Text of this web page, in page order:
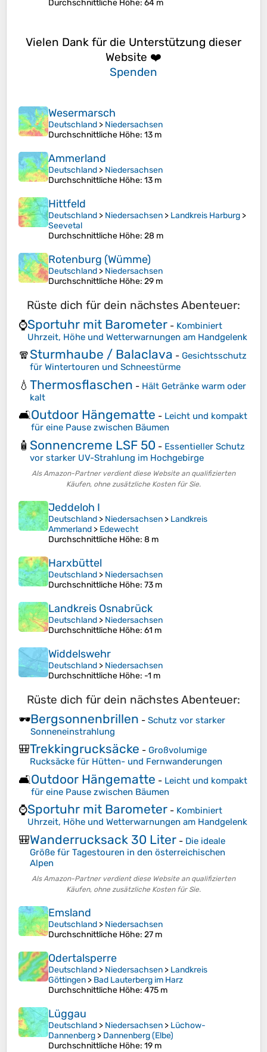
Durchschnittliche Höhe: 64 m
Vielen Dank für die Unterstützung dieser
Website ❤️
Spenden
Wesermarsch
Deutschland > Niedersachsen
Durchschnittliche Höhe: 13 m
Ammerland
Deutschland > Niedersachsen
Durchschnittliche Höhe: 13 m
Hittfeld
Deutschland > Niedersachsen > Landkreis Harburg >
Seevetal
Durchschnittliche Höhe: 28 m
Rotenburg (Wümme)
Deutschland > Niedersachsen
Durchschnittliche Höhe: 29 m
Rüste dich für dein nächstes Abenteuer:
⌚Sportuhr mit Barometer - Kombiniert
Uhrzeit, Höhe und Wetterwarnungen am Handgelenk
🧣Sturmhaube / Balaclava - Gesichtsschutz
für Wintertouren und Schneestürme
💧 Thermosflaschen - Hält Getränke warm oder
kalt
🛋️Outdoor Hängematte - Leicht und kompakt
für eine Pause zwischen Bäumen
🧴 Sonnencreme LSF 50 - Essentieller Schutz
vor starker UV-Strahlung im Hochgebirge
Als Amazon-Partner verdient diese Website an qualifizierten
Käufen, ohne zusätzliche Kosten für Sie.
Jeddeloh I
Deutschland > Niedersachsen > Landkreis
Ammerland > Edewecht
Durchschnittliche Höhe: 8 m
Harxbüttel
Deutschland > Niedersachsen
Durchschnittliche Höhe: 73 m
Landkreis Osnabrück
Deutschland > Niedersachsen
Durchschnittliche Höhe: 61 m
Widdelswehr
Deutschland > Niedersachsen
Durchschnittliche Höhe: -1 m
Rüste dich für dein nächstes Abenteuer:
🕶️Bergsonnenbrillen - Schutz vor starker
Sonneneinstrahlung
🎒Trekkingrucksäcke - Großvolumige
Rucksäcke für Hütten- und Fernwanderungen
🛋️Outdoor Hängematte - Leicht und kompakt
für eine Pause zwischen Bäumen
⌚Sportuhr mit Barometer - Kombiniert
Uhrzeit, Höhe und Wetterwarnungen am Handgelenk
🎒Wanderrucksack 30 Liter - Die ideale
Größe für Tagestouren in den österreichischen
Alpen
Als Amazon-Partner verdient diese Website an qualifizierten
Käufen, ohne zusätzliche Kosten für Sie.
Emsland
Deutschland > Niedersachsen
Durchschnittliche Höhe: 27 m
Odertalsperre
Deutschland > Niedersachsen > Landkreis
Göttingen > Bad Lauterberg im Harz
Durchschnittliche Höhe: 475 m
Lüggau
Deutschland > Niedersachsen > Lüchow-
Dannenberg > Dannenberg (Elbe)
Durchschnittliche Höhe: 19 m